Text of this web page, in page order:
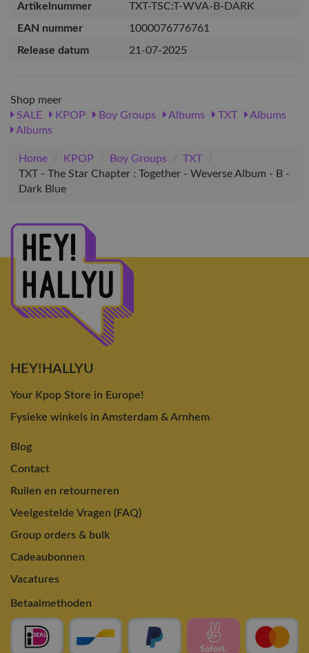
Artikelnummer
TXT-TSC:T-WVA-B-DARK
EAN nummer
1000076776761
Release datum
21-07-2025
Shop meer
SALE
KPOP Boy Groups Albums TXT
Albums
Albums
Home / KPOP / Boy Groups / TXT
/
TXT - The Star Chapter : Together - Weverse Album - B -
Dark Blue
HEY!HALLYU
Your Kpop Store in Europe!
Fysieke winkels in Amsterdam & Arnhem
Blog
Contact
Ruilen en retourneren
Veelgestelde Vragen (FAQ)
Group orders & bulk
Cadeaubonnen
Vacatures
Betaalmethoden